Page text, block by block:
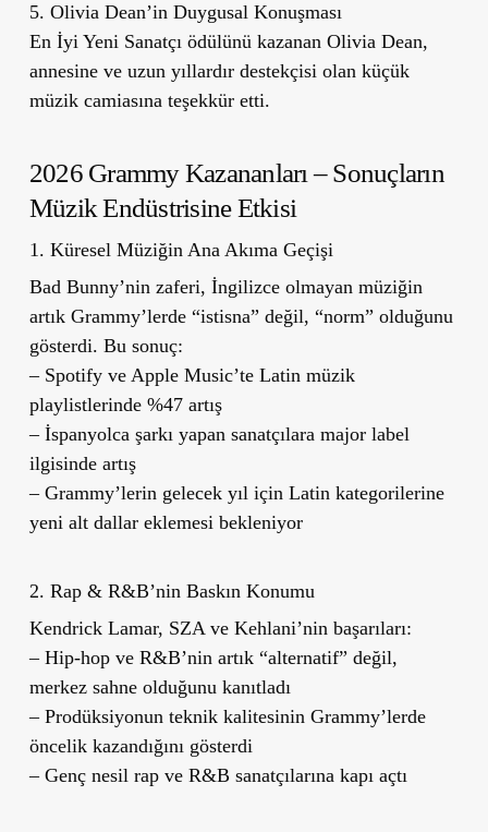
5. Olivia Dean’in Duygusal Konuşması
En İyi Yeni Sanatçı ödülünü kazanan Olivia Dean,
annesine ve uzun yıllardır destekçisi olan küçük
müzik camiasına teşekkür etti.
2026 Grammy Kazananları – Sonuçların
Müzik Endüstrisine Etkisi
1. Küresel Müziğin Ana Akıma Geçişi
Bad Bunny’nin zaferi, İngilizce olmayan müziğin
artık Grammy’lerde “istisna” değil, “norm” olduğunu
gösterdi. Bu sonuç:
– Spotify ve Apple Music’te Latin müzik
playlistlerinde %47 artış
– İspanyolca şarkı yapan sanatçılara major label
ilgisinde artış
– Grammy’lerin gelecek yıl için Latin kategorilerine
yeni alt dallar eklemesi bekleniyor
2. Rap & R&B’nin Baskın Konumu
Kendrick Lamar, SZA ve Kehlani’nin başarıları:
– Hip-hop ve R&B’nin artık “alternatif” değil,
merkez sahne olduğunu kanıtladı
– Prodüksiyonun teknik kalitesinin Grammy’lerde
öncelik kazandığını gösterdi
– Genç nesil rap ve R&B sanatçılarına kapı açtı